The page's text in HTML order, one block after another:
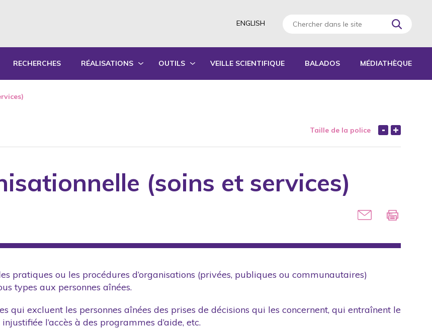
ENGLISH
RECHERCHES RÉALISATIONS OUTILS VEILLE SCIENTIFIQUE BALADOS MÉDIATHÈQUE
Taille de la police
(soins et services)
pratiques ou les procédures d’organisations (privées, publiques ou communautaires)
types aux personnes aînées.
qui excluent les personnes aînées des prises de décisions qui les concernent, qui entraînent le
l’accès à des programmes d’aide, etc.